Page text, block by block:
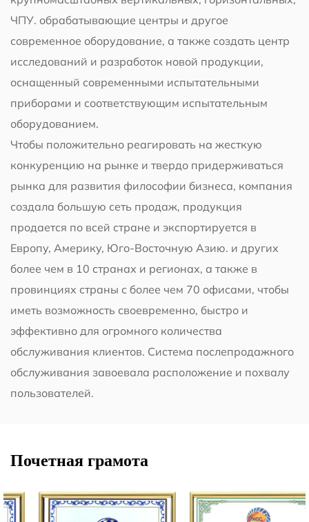
ЧПУ. обрабатывающие центры и другое
современное оборудование, а также создать центр
исследований и разработок новой продукции,
оснащенный современными испытательными
приборами и соответствующим испытательным
оборудованием.
Чтобы положительно реагировать на жесткую
конкуренцию на рынке и твердо придерживаться
рынка для развития философии бизнеса, компания
создала большую сеть продаж, продукция
продается по всей стране и экспортируется в
Европу, Америку, Юго-Восточную Азию. и других
более чем в 10 странах и регионах, а также в
провинциях страны с более чем 70 офисами, чтобы
иметь возможность своевременно, быстро и
эффективно для огромного количества
обслуживания клиентов. Система послепродажного
обслуживания завоевала расположение и похвалу
пользователей.
Почетная грамота